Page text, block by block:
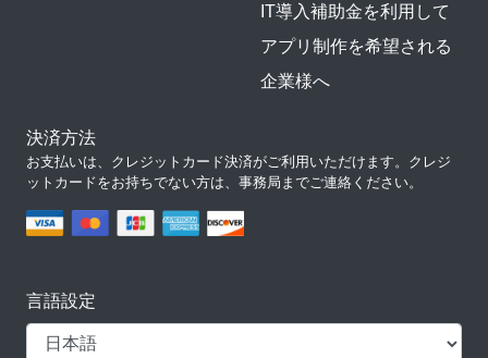
IT導入補助金を利用して
アプリ制作を希望される
企業様へ
決済方法
お支払いは、クレジットカード決済がご利用いただけます。クレジ
ットカードをお持ちでない方は、事務局までご連絡ください。
言語設定